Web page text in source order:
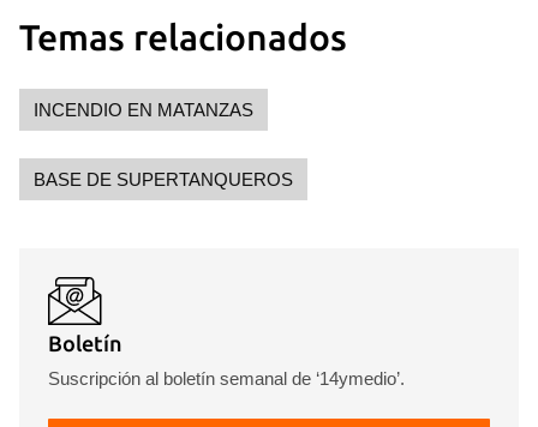
Temas relacionados
INCENDIO EN MATANZAS
BASE DE SUPERTANQUEROS
Boletín
Suscripción al boletín semanal de ‘14ymedio’.